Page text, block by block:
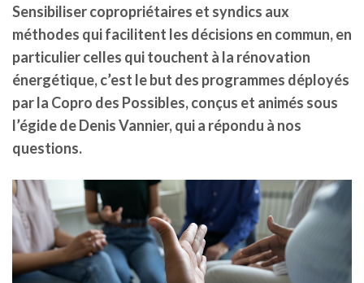
Sensibiliser copropriétaires et syndics aux
méthodes qui facilitent les décisions en commun, en
particulier celles qui touchent à la rénovation
énergétique, c’est le but des programmes déployés
par la Copro des Possibles, conçus et animés sous
l’égide de Denis Vannier, qui a répondu à nos
questions.